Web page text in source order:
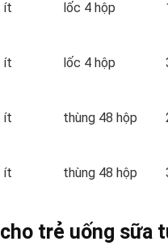
ít
lốc 4 hộp
ít
lốc 4 hộp
ít
thùng 48 hộp
ít
thùng 48 hộp
trẻ uống sữa